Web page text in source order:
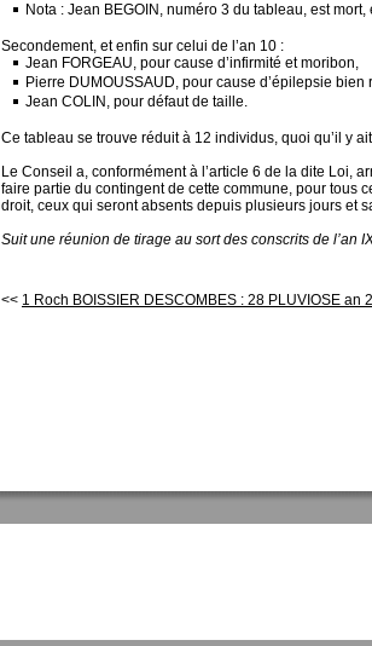
Nota : Jean BEGOIN, numéro 3 du tableau, est
Secondement, et enfin sur celui de l’an 10 :
Jean FORGEAU, pour cause d’infirmité et moribon,
Pierre DUMOUSSAUD, pour cause d’épilepsie bien
Jean COLIN, pour défaut de taille.
Ce tableau se trouve réduit à 12 individus, quoi qu’il y
Le Conseil a, conformément à l’article 6 de la dite Loi,
faire partie du contingent de cette commune, pour tous
droit, ceux qui seront absents depuis plusieurs jours et
Suit une réunion de tirage au sort des conscrits de l’an
<< 1 Roch BOISSIER DESCOMBES : 28 PLUVIOSE an 2